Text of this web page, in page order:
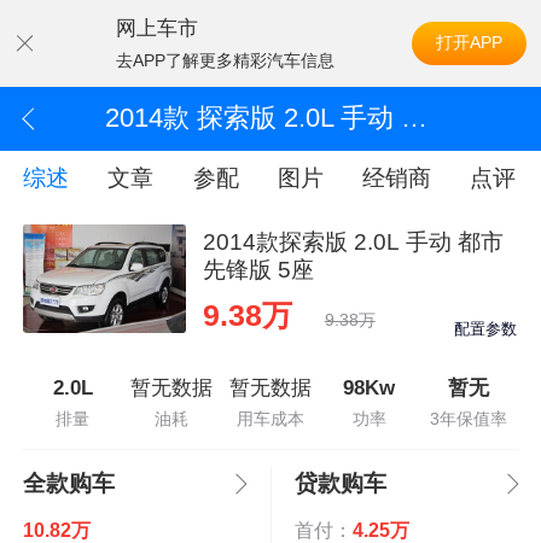
网上车市
去APP了解更多精彩汽车信息
打开APP
2014款 探索版 2.0L 手动 都市先锋版 5座
综述 文章 参配 图片 经销商 点评
2014款探索版 2.0L 手动 都市
先锋版 5座
9.38万 9.38万 配置参数
2.0L
排量
暂无数据
油耗
暂无数据
用车成本
98Kw
功率
暂无
3年保值率
全款购车
10.82万
贷款购车
首付： 4.25万